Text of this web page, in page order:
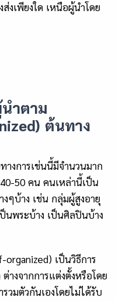
งเพียงใด เหนือผู้นำโดย
ำตาม
ต้นทาง
างการเช่นนี้มีจำนวนมาก
40-50 คน คนเหล่านี้เป็น
ๆบ้าง เช่น กลุ่มผู้สูงอายุ
นพระบ้าง เป็นศิลปินบ้าง
organized) เป็นวิธีการ
งจากการแต่งตั้งหรือโดย
วมตัวกันเองโดยไม่ได้รับ